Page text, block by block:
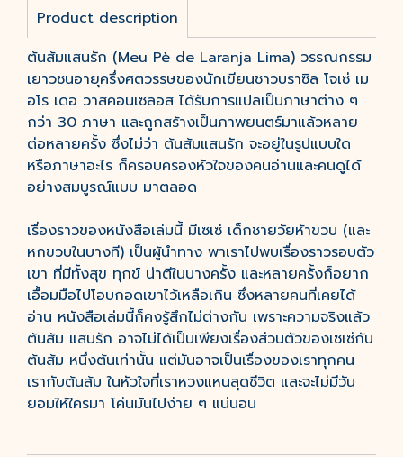
Product description
ต้นส้มแสนรัก (Meu Pè de Laranja Lima) วรรณกรรม
เยาวชนอายุครึ่งศตวรรษของนักเขียนชาวบราซิล โจเซ่ เม
อโร เดอ วาสคอนเซลอส ได้รับการแปลเป็นภาษาต่าง ๆ
กว่า 30 ภาษา และถูกสร้างเป็นภาพยนตร์มาแล้วหลาย
ต่อหลายครั้ง ซึ่งไม่ว่า ต้นส้มแสนรัก จะอยู่ในรูปแบบใด
หรือภาษาอะไร ก็ครอบครองหัวใจของคนอ่านและคนดูได้
อย่างสมบูรณ์แบบ มาตลอด
เรื่องราวของหนังสือเล่มนี้ มีเซเซ่ เด็กชายวัยห้าขวบ (และ
หกขวบในบางที) เป็นผู้นำทาง พาเราไปพบเรื่องราวรอบตัว
เขา ที่มีทั้งสุข ทุกข์ น่าตีในบางครั้ง และหลายครั้งก็อยาก
เอื้อมมือไปโอบกอดเขาไว้เหลือเกิน ซึ่งหลายคนที่เคยได้
อ่าน หนังสือเล่มนี้ก็คงรู้สึกไม่ต่างกัน เพราะความจริงแล้ว
ต้นส้ม แสนรัก อาจไม่ได้เป็นเพียงเรื่องส่วนตัวของเซเซ่กับ
ต้นส้ม หนึ่งต้นเท่านั้น แต่มันอาจเป็นเรื่องของเราทุกคน
เรากับต้นส้ม ในหัวใจที่เราหวงแหนสุดชีวิต และจะไม่มีวัน
ยอมให้ใครมา โค่นมันไปง่าย ๆ แน่นอน